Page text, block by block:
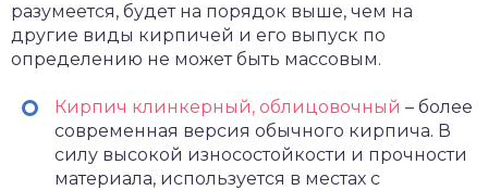
разумеется, будет на порядок выше, чем на
другие виды кирпичей и его выпуск по
определению не может быть массовым.
Кирпич клинкерный, облицовочный – более
современная версия обычного кирпича. В
силу высокой износостойкости и прочности
материала, используется в местах с